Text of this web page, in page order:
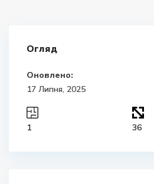
Огляд
Оновлено:
17 Липня, 2025
1 36